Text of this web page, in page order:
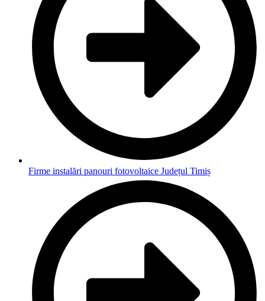
Firme instalări panouri fotovoltaice Județul Timiș